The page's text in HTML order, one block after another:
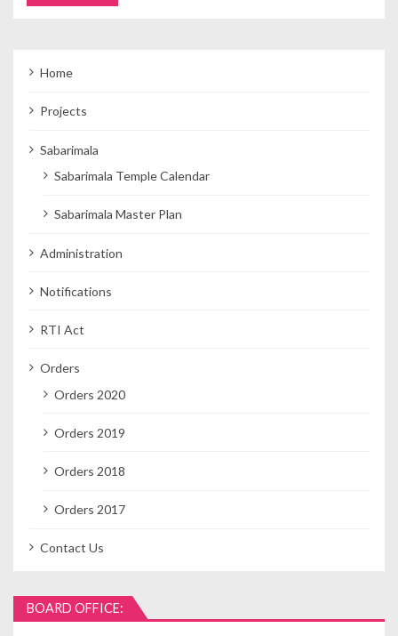
Home
Projects
Sabarimala
Sabarimala Temple Calendar
Sabarimala Master Plan
Administration
Notifications
RTI Act
Orders
Orders 2020
Orders 2019
Orders 2018
Orders 2017
Contact Us
BOARD OFFICE: